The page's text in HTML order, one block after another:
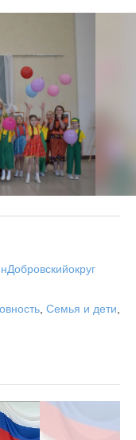
Семья и дети